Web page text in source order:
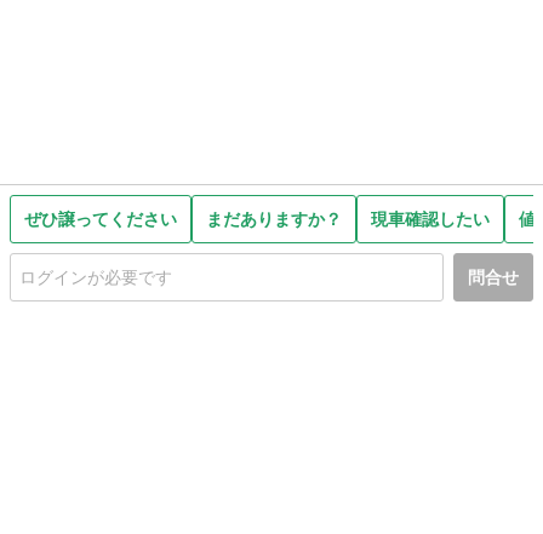
ぜひ譲ってください まだありますか？ 現車確認したい 値
問合せ